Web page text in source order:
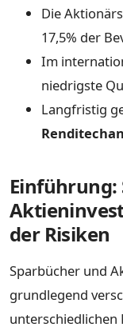
Die
17,5% der
Im
niedrigste
Langfristig
Einführung:
der Risiken
Sparbücher und
grundlegend
unterschiedlichen